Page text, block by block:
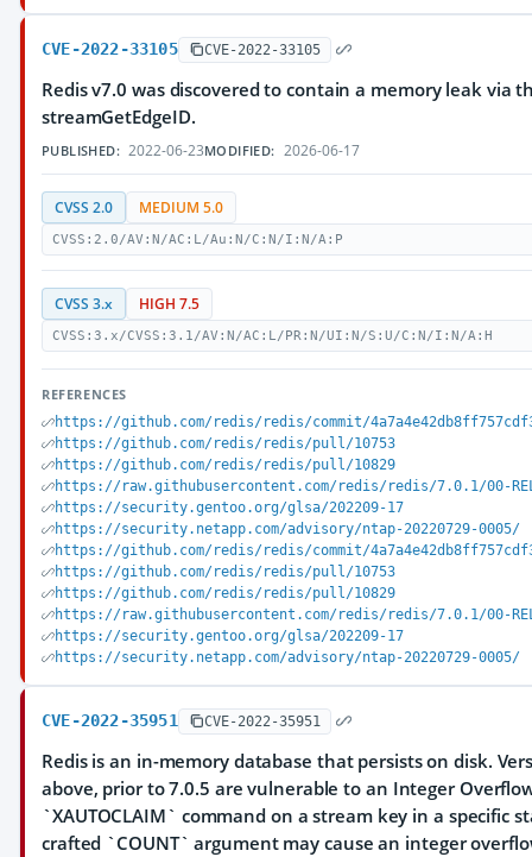
CVE-2022-33105 CVE-2022-33105
Redis v7.0 was discovered to contain a memory leak via
streamGetEdgeID.
PUBLISHED: 2022-06-23MODIFIED: 2026-06-17
CVSS 2.0 MEDIUM 5.0
CVSS:2.0/AV:N/AC:L/Au:N/C:N/I:N/A:P
CVSS 3.x HIGH 7.5
CVSS:3.x/CVSS:3.1/AV:N/AC:L/PR:N/UI:N/S:U/C:N/I:N/A:H
REFERENCES
https://github.com/redis/redis/commit/
https://github.com/redis/redis/pull/10753
https://github.com/redis/redis/pull/10829
https://raw.githubusercontent.com/redis/redis/7.0.1/00-
https://security.gentoo.org/glsa/202209-17
https://security.netapp.com/advisory/ntap-20220729-0005/
https://github.com/redis/redis/commit/
https://github.com/redis/redis/pull/10753
https://github.com/redis/redis/pull/10829
https://raw.githubusercontent.com/redis/redis/7.0.1/00-
https://security.gentoo.org/glsa/202209-17
https://security.netapp.com/advisory/ntap-20220729-0005/
CVE-2022-35951 CVE-2022-35951
Redis is an in-memory database that persists on disk.
above, prior to 7.0.5 are vulnerable to an Integer
`XAUTOCLAIM` command on a stream key in a specific
crafted `COUNT` argument may cause an integer